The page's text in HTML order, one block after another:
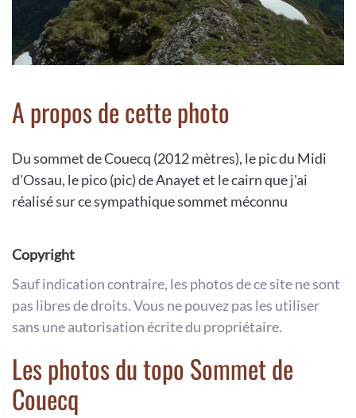
A propos de cette photo
Du sommet de Couecq (2012 mètres), le pic du Midi
d'Ossau, le pico (pic) de Anayet et le cairn que j'ai
réalisé sur ce sympathique sommet méconnu
Copyright
Sauf indication contraire, les photos de ce site ne sont
pas libres de droits. Vous ne pouvez pas les utiliser
sans une autorisation écrite du propriétaire.
Les photos du topo Sommet de
Couecq